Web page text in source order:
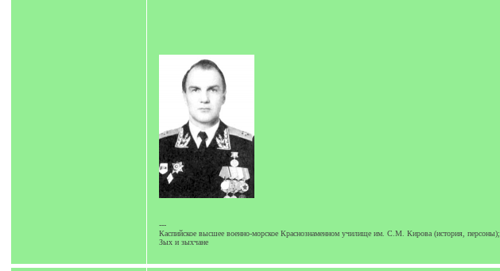
---
Каспийское высшее военно-морское Краснознаменном училище им. С.М. Кирова (история, персоны);
Зых и зыхчане